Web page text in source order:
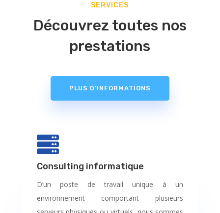
SERVICES
Découvrez toutes nos
prestations
PLUS D'INFORMATIONS

Consulting informatique
D’un poste de travail unique à un
environnement comportant plusieurs